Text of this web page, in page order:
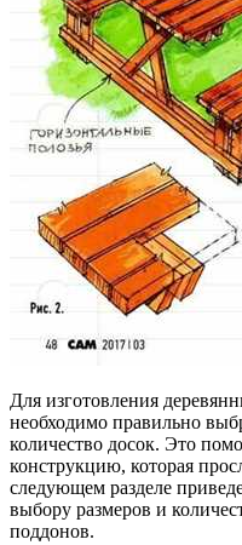
Для изготовления
необходимо правильно
количество досок. Это
конструкцию, которая
следующем разделе
выбору размеров и
поддонов.